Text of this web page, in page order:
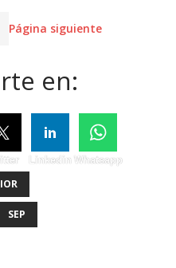
Página siguiente
en:
Linkedin Whatsapp
SEP